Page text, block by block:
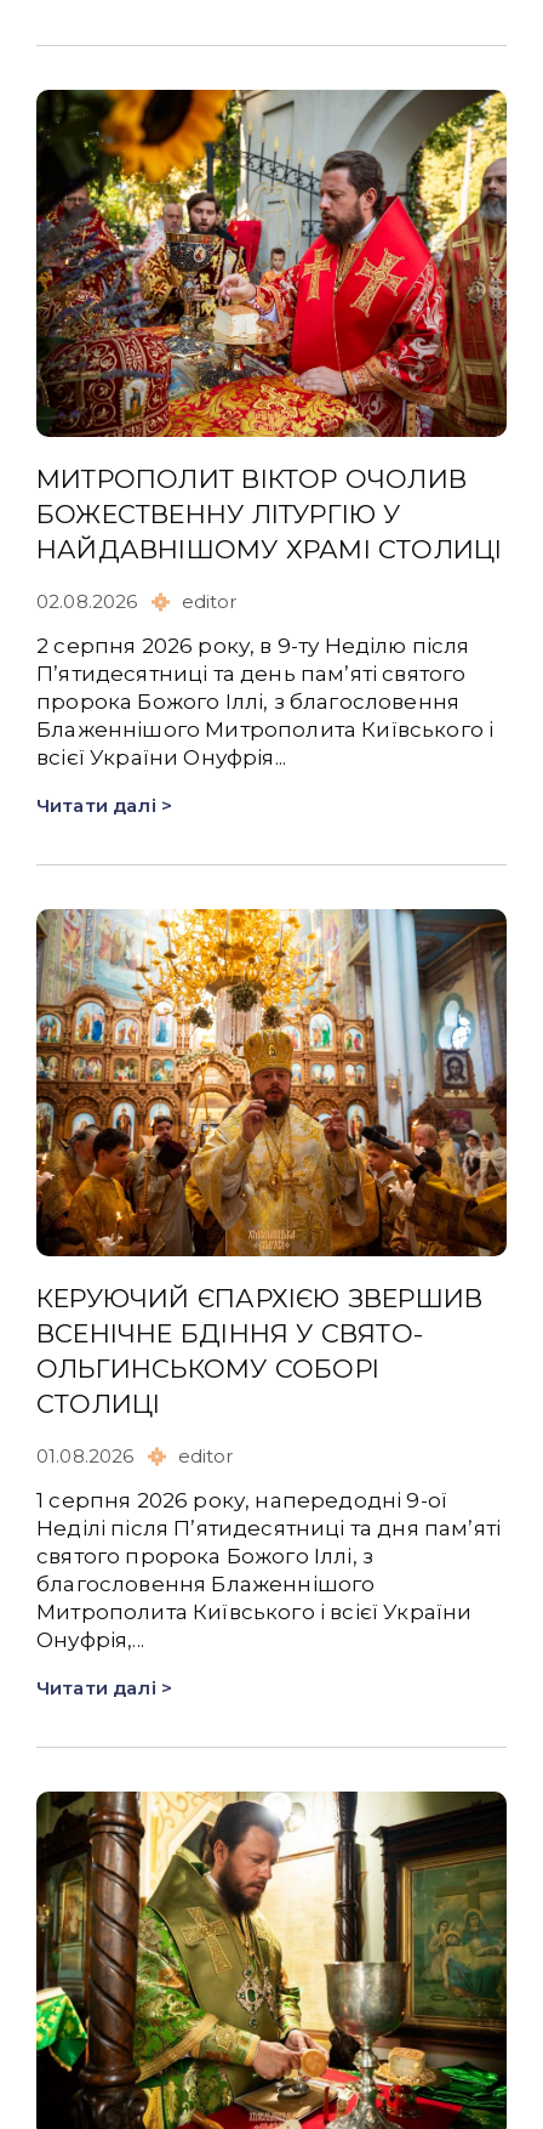
МИТРОПОЛИТ ВІКТОР ОЧОЛИВ
БОЖЕСТВЕННУ ЛІТУРГІЮ У
НАЙДАВНІШОМУ ХРАМІ СТОЛИЦІ
02.08.2026 editor
2 серпня 2026 року, в 9-ту Неділю після
Пʼятидесятниці та день памʼяті святого
пророка Божого Іллі, з благословення
Блаженнішого Митрополита Київського і
всієї України Онуфрія...
Читати далі >
КЕРУЮЧИЙ ЄПАРХІЄЮ ЗВЕРШИВ
ВСЕНІЧНЕ БДІННЯ У СВЯТО-
ОЛЬГИНСЬКОМУ СОБОРІ
СТОЛИЦІ
01.08.2026 editor
1 серпня 2026 року, напередодні 9-ої
Неділі після Пʼятидесятниці та дня памʼяті
святого пророка Божого Іллі, з
благословення Блаженнішого
Митрополита Київського і всієї України
Онуфрія,...
Читати далі >